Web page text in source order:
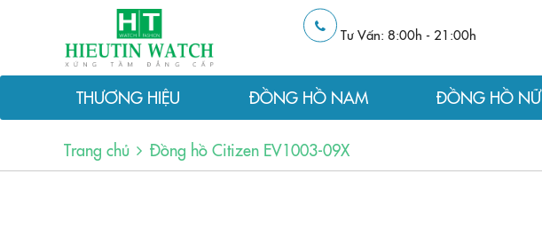
Tư Vấn: 8:00h - 21:00h
THƯƠNG HIỆU ĐỒNG HỒ NAM ĐỒNG HỒ NỮ
Trang chủ Đồng hồ Citizen EV1003-09X